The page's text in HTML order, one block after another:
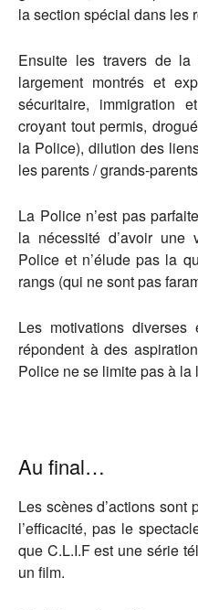
la section spécial dans les
Ensuite les travers de la
largement montrés et
sécuritaire, immigration
croyant tout permis,
la Police), dilution des
les parents / grands-
La Police n’est pas
la nécessité d’avoir une
Police et n’élude pas la
rangs (qui ne sont pas
Les motivations
répondent à des
Police ne se limite pas à la
Au final…
Les scènes d’actions sont
l’efficacité, pas le
que C.L.I.F est une série
un film.